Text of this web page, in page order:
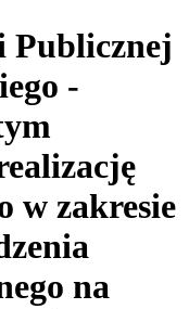
-
w zakresie
na